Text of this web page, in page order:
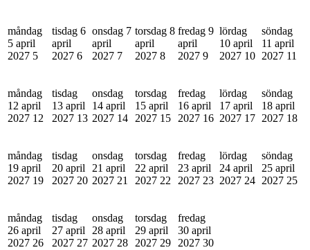
måndag
5 april
2027 5
tisdag 6
april
2027 6
onsdag 7
april
2027 7
torsdag 8
april
2027 8
fredag 9
april
2027 9
lördag
10 april
2027 10
söndag
11 april
2027 11
måndag
12 april
2027 12
tisdag
13 april
2027 13
onsdag
14 april
2027 14
torsdag
15 april
2027 15
fredag
16 april
2027 16
lördag
17 april
2027 17
söndag
18 april
2027 18
måndag
19 april
2027 19
tisdag
20 april
2027 20
onsdag
21 april
2027 21
torsdag
22 april
2027 22
fredag
23 april
2027 23
lördag
24 april
2027 24
söndag
25 april
2027 25
måndag
26 april
2027 26
tisdag
27 april
2027 27
onsdag
28 april
2027 28
torsdag
29 april
2027 29
fredag
30 april
2027 30